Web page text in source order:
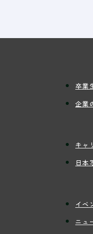
卒業
企業
キャ
日本
イベ
ニュ